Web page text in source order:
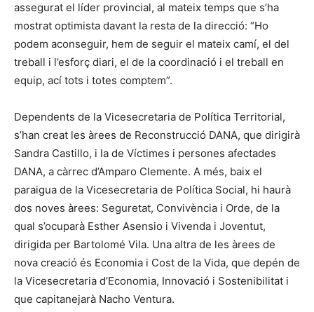
assegurat el líder provincial, al mateix temps que s’ha
mostrat optimista davant la resta de la direcció: “Ho
podem aconseguir, hem de seguir el mateix camí, el del
treball i l’esforç diari, el de la coordinació i el treball en
equip, ací tots i totes comptem”.
Dependents de la Vicesecretaria de Política Territorial,
s’han creat les àrees de Reconstrucció DANA, que dirigirà
Sandra Castillo, i la de Víctimes i persones afectades
DANA, a càrrec d’Amparo Clemente. A més, baix el
paraigua de la Vicesecretaria de Política Social, hi haurà
dos noves àrees: Seguretat, Convivència i Orde, de la
qual s’ocuparà Esther Asensio i Vivenda i Joventut,
dirigida per Bartolomé Vila. Una altra de les àrees de
nova creació és Economia i Cost de la Vida, que depén de
la Vicesecretaria d’Economia, Innovació i Sostenibilitat i
que capitanejarà Nacho Ventura.